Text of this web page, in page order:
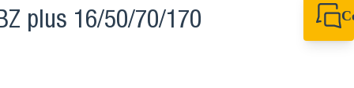
plus 16/50/70/170